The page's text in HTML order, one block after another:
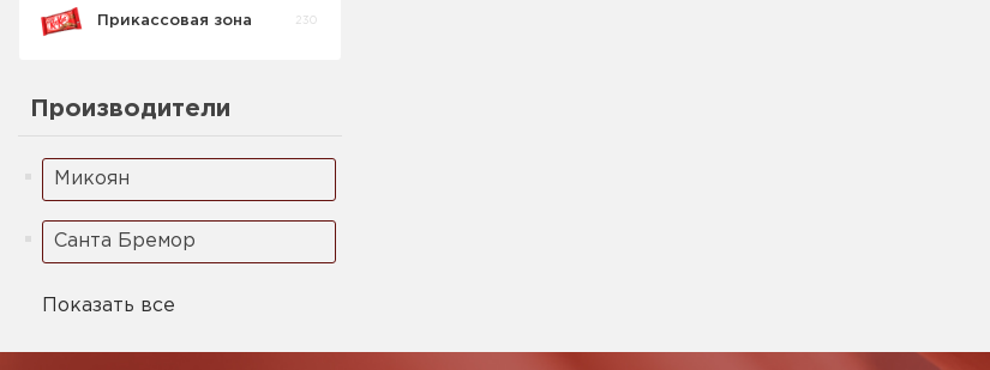
Прикассовая зона 230
Кондитерские
изделия
Жевательные
Леденец
Производители
Микоян
Санта Бремор
Показать все